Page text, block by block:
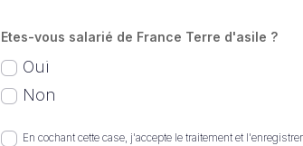
Etes-vous salarié de France Terre d'asile ?
Oui
Non
En cochant cette case, j'accepte le traitement et